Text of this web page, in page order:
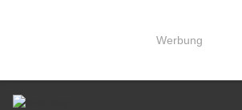
Werbung